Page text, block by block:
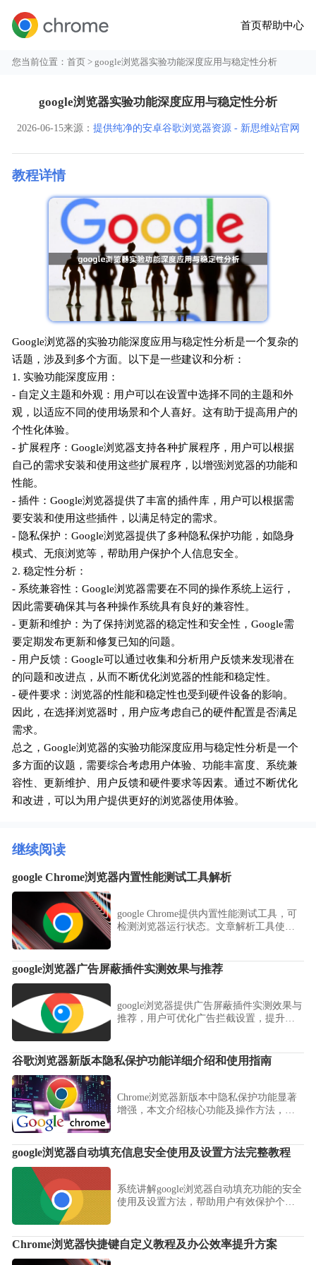
首页帮助中心
您当前位置：首页 > google浏览器实验功能深度应用与稳定性分析
google浏览器实验功能深度应用与稳定性分析
2026-06-15来源： 提供纯净的安卓谷歌浏览器资源 - 新思维站官网
教程详情
Google浏览器的实验功能深度应用与稳定性分析是一个复杂的
话题，涉及到多个方面。以下是一些建议和分析：
1. 实验功能深度应用：
- 自定义主题和外观：用户可以在设置中选择不同的主题和外
观，以适应不同的使用场景和个人喜好。这有助于提高用户的
个性化体验。
- 扩展程序：Google浏览器支持各种扩展程序，用户可以根据
自己的需求安装和使用这些扩展程序，以增强浏览器的功能和
性能。
- 插件：Google浏览器提供了丰富的插件库，用户可以根据需
要安装和使用这些插件，以满足特定的需求。
- 隐私保护：Google浏览器提供了多种隐私保护功能，如隐身
模式、无痕浏览等，帮助用户保护个人信息安全。
2. 稳定性分析：
- 系统兼容性：Google浏览器需要在不同的操作系统上运行，
因此需要确保其与各种操作系统具有良好的兼容性。
- 更新和维护：为了保持浏览器的稳定性和安全性，Google需
要定期发布更新和修复已知的问题。
- 用户反馈：Google可以通过收集和分析用户反馈来发现潜在
的问题和改进点，从而不断优化浏览器的性能和稳定性。
- 硬件要求：浏览器的性能和稳定性也受到硬件设备的影响。
因此，在选择浏览器时，用户应考虑自己的硬件配置是否满足
需求。
总之，Google浏览器的实验功能深度应用与稳定性分析是一个
多方面的议题，需要综合考虑用户体验、功能丰富度、系统兼
容性、更新维护、用户反馈和硬件要求等因素。通过不断优化
和改进，可以为用户提供更好的浏览器使用体验。
继续阅读
google Chrome浏览器内置性能测试工具解析
google Chrome提供内置性能测试工具，可
检测浏览器运行状态。文章解析工具使用
google浏览器广告屏蔽插件实测效果与推荐
google浏览器提供广告屏蔽插件实测效果与
推荐，用户可优化广告拦截设置，提升网
谷歌浏览器新版本隐私保护功能详细介绍和使用指南
Chrome浏览器新版本中隐私保护功能显著
增强，本文介绍核心功能及操作方法，帮
google浏览器自动填充信息安全使用及设置方法完整教程
系统讲解google浏览器自动填充功能的安全
使用及设置方法，帮助用户有效保护个人
Chrome浏览器快捷键自定义教程及办公效率提升方案